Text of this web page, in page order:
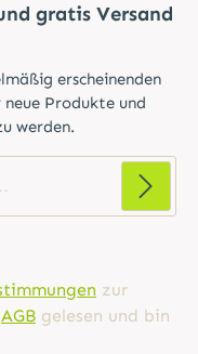
gratis Versand
erscheinenden
Produkte und
werden.
zur
AGB gelesen und bin